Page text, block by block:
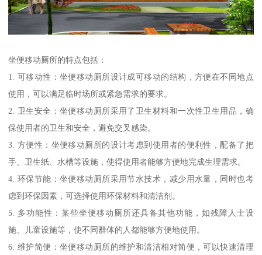
坐便移动厕所的特点包括：
1. 可移动性：坐便移动厕所设计成可移动的结构，方便在不同地点
使用，可以满足临时场所或紧急需求的要求。
2. 卫生安全：坐便移动厕所采用了卫生材料和一次性卫生用品，确
保使用者的卫生和安全，避免交叉感染。
3. 方便性：坐便移动厕所的设计考虑到使用者的便利性，配备了把
手、卫生纸、水槽等设施，使得使用者能够方便地完成生理需求。
4. 环保节能：坐便移动厕所采用节水技术，减少用水量，同时也考
虑到环保因素，可选择使用环保材料和清洁剂。
5. 多功能性：某些坐便移动厕所还具备其他功能，如残障人士设
施、儿童设施等，使不同群体的人都能够方便地使用。
6. 维护简便：坐便移动厕所的维护和清洁相对简便，可以快速清理